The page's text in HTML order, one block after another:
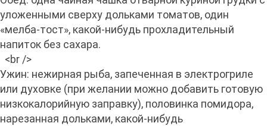
уложенными сверху дольками томатов, один
«мелба-тост», какой-нибудь прохладительный
напиток без сахара.
<br />
Ужин: нежирная рыба, запеченная в электрогриле
или духовке (при желании можно добавить готовую
низкокалорийную заправку), половинка помидора,
нарезанная дольками, какой-нибудь